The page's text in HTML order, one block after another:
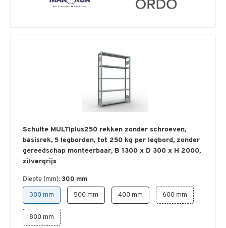
Schulte MULTIplus250 rekken zonder schroeven,
basisrek, 5 legborden, tot 250 kg per legbord, zonder
gereedschap monteerbaar, B 1300 x D 300 x H 2000,
zilvergrijs
Diepte (mm): 300 mm
300 mm 500 mm 400 mm 600 mm
800 mm